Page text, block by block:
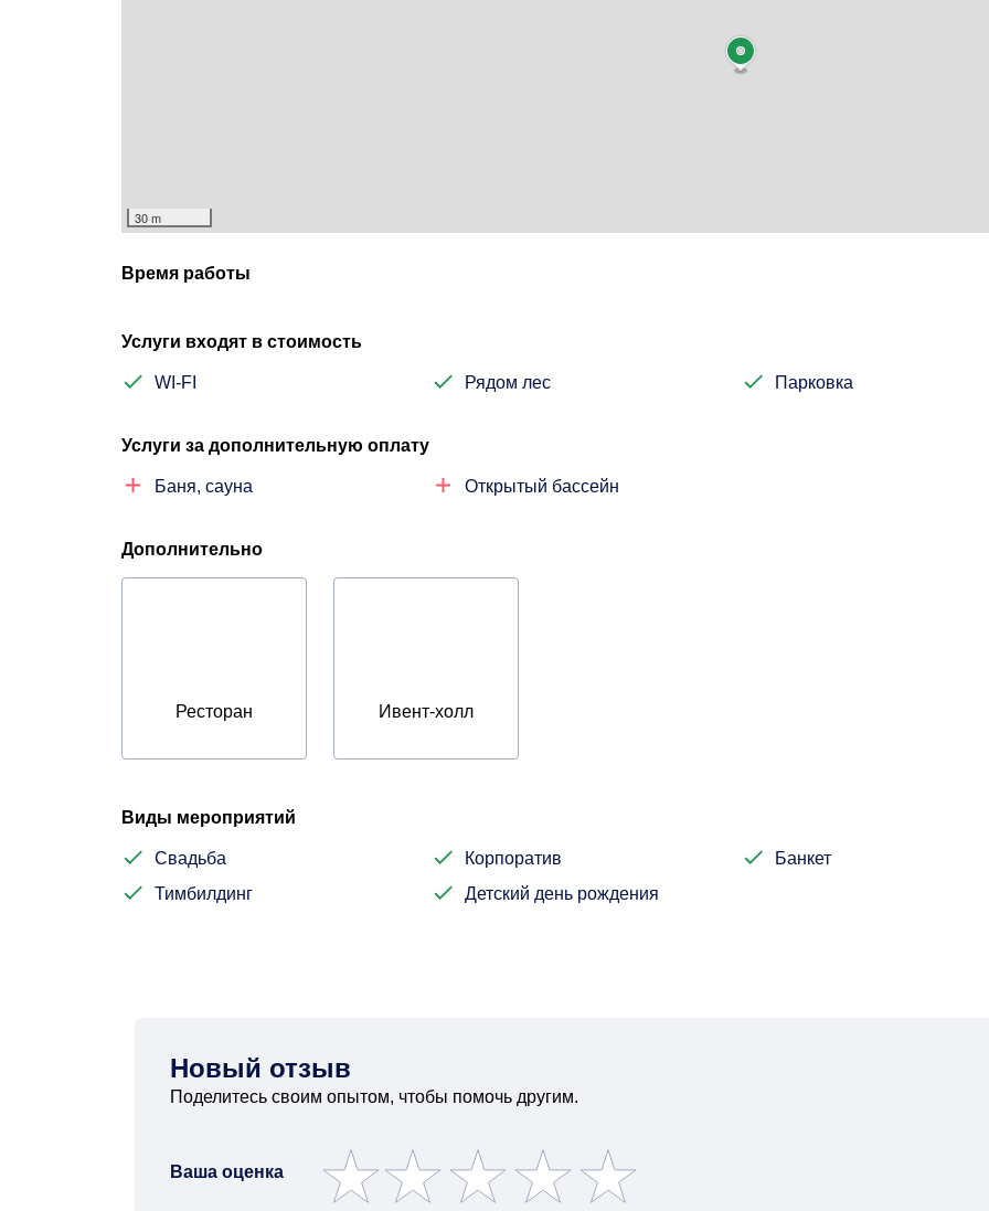
30 m
Время работы
Услуги входят в стоимость
WI-FI Рядом лес Парковка
Услуги за дополнительную оплату
Баня, сауна Открытый бассейн
Дополнительно
Ресторан Ивент-холл
Виды мероприятий
Свадьба Корпоратив Банкет
Тимбилдинг
Детский день рождения
Новый отзыв
Поделитесь своим опытом, чтобы помочь другим.
Ваша оценка